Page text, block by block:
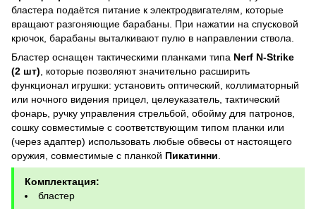
бластера подаётся питание к электродвигателям, которые
вращают разгоняющие барабаны. При нажатии на спусковой
крючок, барабаны выталкивают пулю в направлении ствола.
Бластер оснащен тактическими планками типа Nerf N-Strike
(2 шт) , которые позволяют значительно расширить
функционал игрушки: установить оптический, коллиматорный
или ночного видения прицел, целеуказатель, тактический
фонарь, ручку управления стрельбой, обойму для патронов,
сошку совместимые с соответствующим типом планки или
(через адаптер) использовать любые обвесы от настоящего
оружия, совместимые с планкой Пикатинни
Комплектация:
бластер